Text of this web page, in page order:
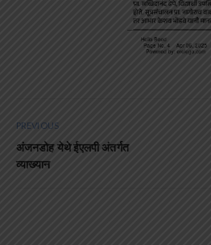
PREVIOUS
अंजनडोह येथे ईएलपी अंतर्गत
व्याख्यान